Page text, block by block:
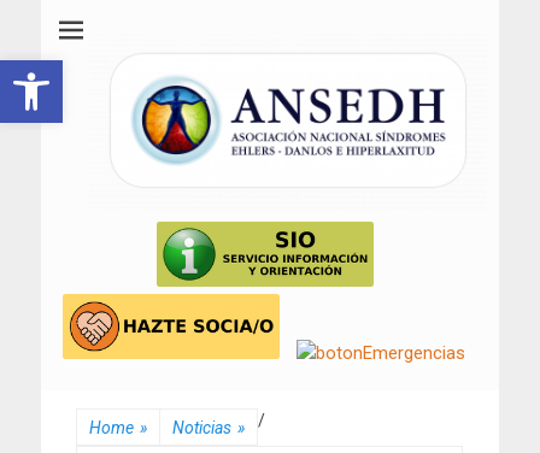
Abrir barra de herramientas
Home » Noticias » /